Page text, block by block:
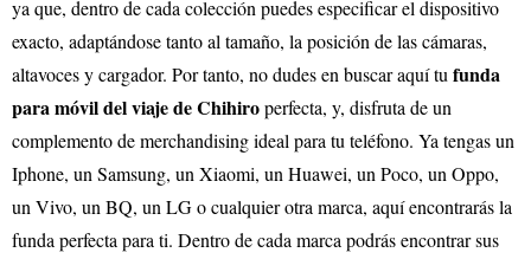
ya que, dentro de cada colección puedes especificar el dispositivo
exacto, adaptándose tanto al tamaño, la posición de las cámaras,
altavoces y cargador. Por tanto, no dudes en buscar aquí tu funda
para móvil del viaje de Chihiroperfecta, y, disfruta de un
complemento de merchandising ideal para tu teléfono. Ya tengas un
Iphone, un Samsung, un Xiaomi, un Huawei, un Poco, un Oppo,
un Vivo, un BQ, un LG o cualquier otra marca, aquí encontrarás la
funda perfecta para ti. Dentro de cada marca podrás encontrar sus